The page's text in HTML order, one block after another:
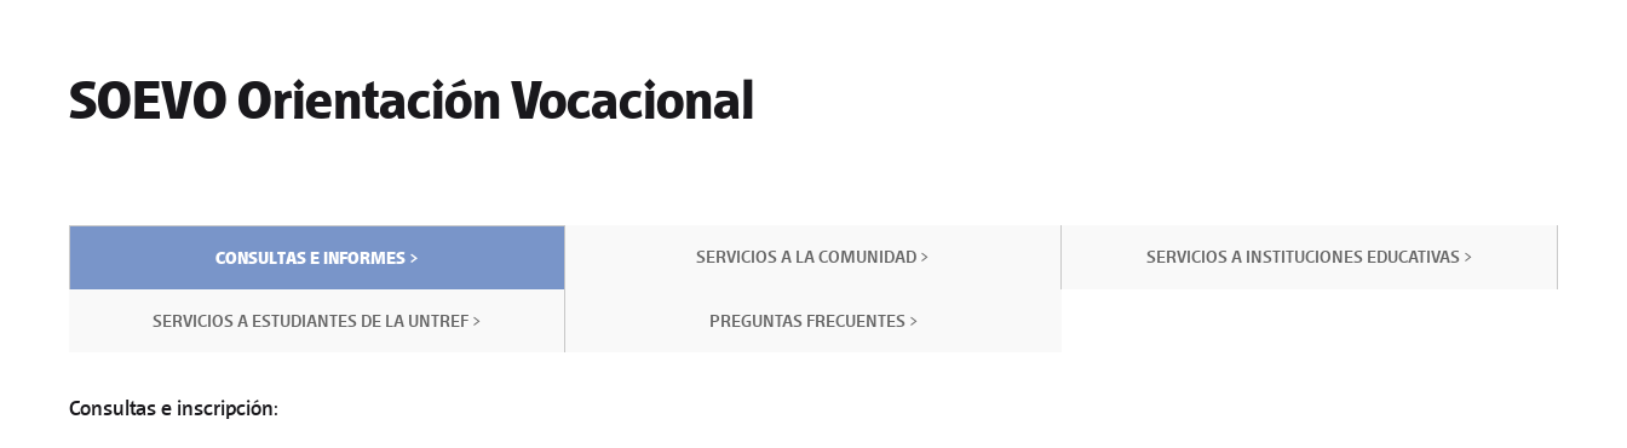
SOEVO Orientación Vocacional
CONSULTAS E INFORMES > SERVICIOS A LA COMUNIDAD > SERVICIOS A INSTITUCIONES EDUCATIVAS >
SERVICIOS A ESTUDIANTES DE LA UNTREF > PREGUNTAS FRECUENTES >
Consultas e inscripción: